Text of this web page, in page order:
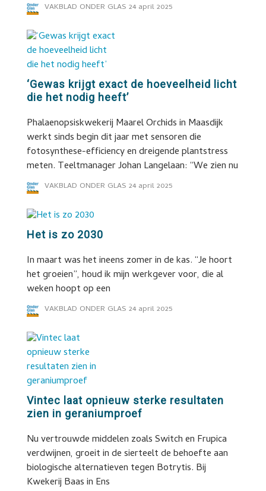
VAKBLAD ONDER GLAS 24 april 2025
‘Gewas krijgt exact de hoeveelheid licht
die het nodig heeft’
Phalaenopsiskwekerij Maarel Orchids in Maasdijk
werkt sinds begin dit jaar met sensoren die
fotosynthese-efficiency en dreigende plantstress
meten. Teeltmanager Johan Langelaan: “We zien nu
VAKBLAD ONDER GLAS 24 april 2025
Het is zo 2030
In maart was het ineens zomer in de kas. “Je hoort
het groeien”, houd ik mijn werkgever voor, die al
weken hoopt op een
VAKBLAD ONDER GLAS 24 april 2025
Vintec laat opnieuw sterke resultaten
zien in geraniumproef
Nu vertrouwde middelen zoals Switch en Frupica
verdwijnen, groeit in de sierteelt de behoefte aan
biologische alternatieven tegen Botrytis. Bij
Kwekerij Baas in Ens